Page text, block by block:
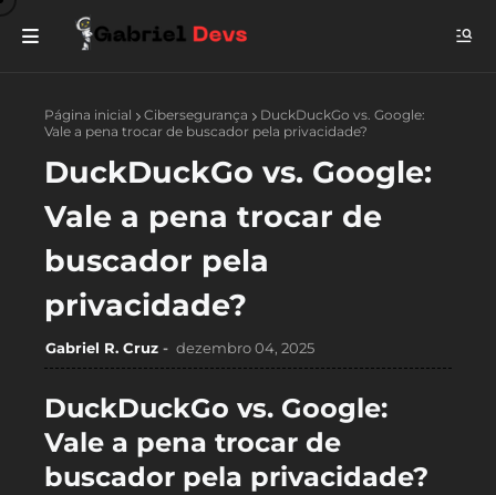
Página inicial Cibersegurança
DuckDuckGo vs. Google:
Vale a pena trocar de buscador pela privacidade?
DuckDuckGo vs. Google:
Vale a pena trocar de
buscador pela
privacidade?
Gabriel R. Cruz dezembro 04, 2025
DuckDuckGo vs. Google:
Vale a pena trocar de
buscador pela privacidade?